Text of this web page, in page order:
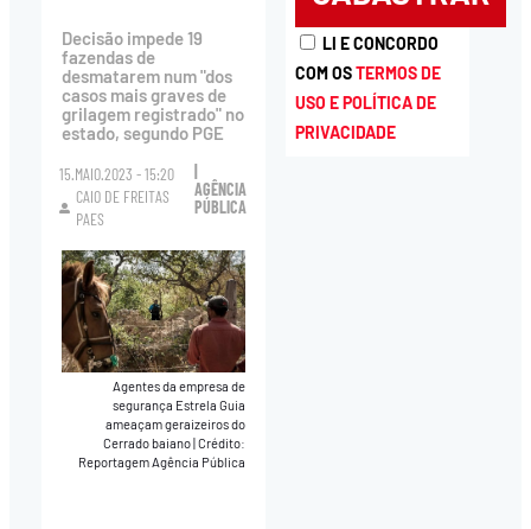
Decisão impede 19
fazendas de
desmatarem num "dos
casos mais graves de
grilagem registrado" no
estado, segundo PGE
15.MAIO.2023 - 15:20
CAIO DE FREITAS
PAES
AGÊNCIA
PÚBLICA
Agentes da empresa de
segurança Estrela Guia
ameaçam geraizeiros do
Cerrado baiano|Crédito:
Reportagem Agência Pública
LI E CONCORDO
COM OSTERMOS DE
USO E POLÍTICA DE
PRIVACIDADE